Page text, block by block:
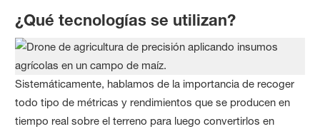
¿Qué tecnologías se utilizan?
Sistemáticamente, hablamos de la importancia de recoger
todo tipo de métricas y rendimientos que se producen en
tiempo real sobre el terreno para luego convertirlos en